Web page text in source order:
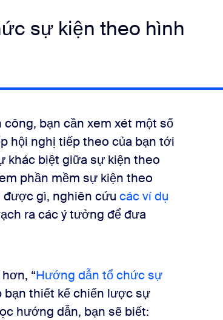
sự kiện theo hình
bạn cần xem xét một số
hội nghị tiếp theo của bạn tới
khác biệt giữa sự kiện theo
phần mềm sự kiện theo
gì, nghiên cứu các ví dụ
ra các ý tưởng để đưa
“Hướng dẫn tổ chức sự
bạn thiết kế chiến lược sự
hướng dẫn, bạn sẽ biết: